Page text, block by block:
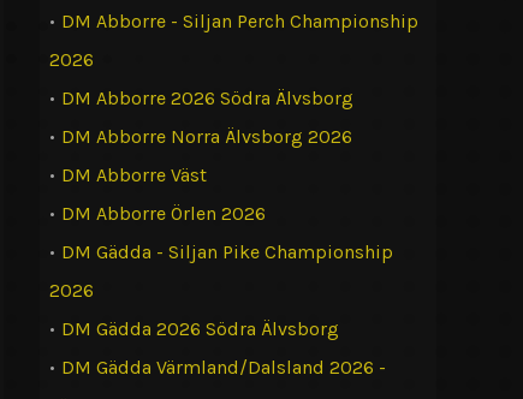
• DM Abborre - Siljan Perch Championship
2026
• DM Abborre 2026 Södra Älvsborg
• DM Abborre Norra Älvsborg 2026
• DM Abborre Väst
• DM Abborre Örlen 2026
• DM Gädda - Siljan Pike Championship
2026
• DM Gädda 2026 Södra Älvsborg
• DM Gädda Värmland/Dalsland 2026 -